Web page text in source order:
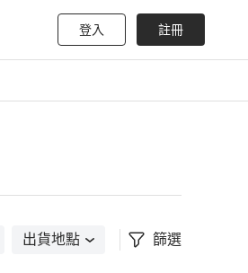
登入 註冊
出貨地點 篩選